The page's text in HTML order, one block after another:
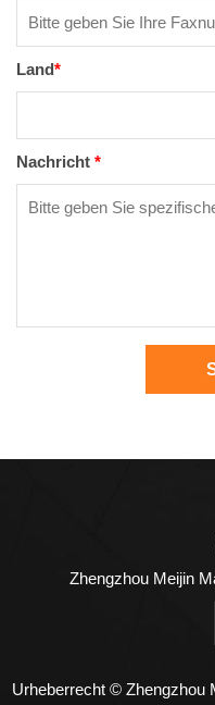
Land*
Nachricht *
Zhengzhou Meijin
Urheberrecht © Zhengzhou